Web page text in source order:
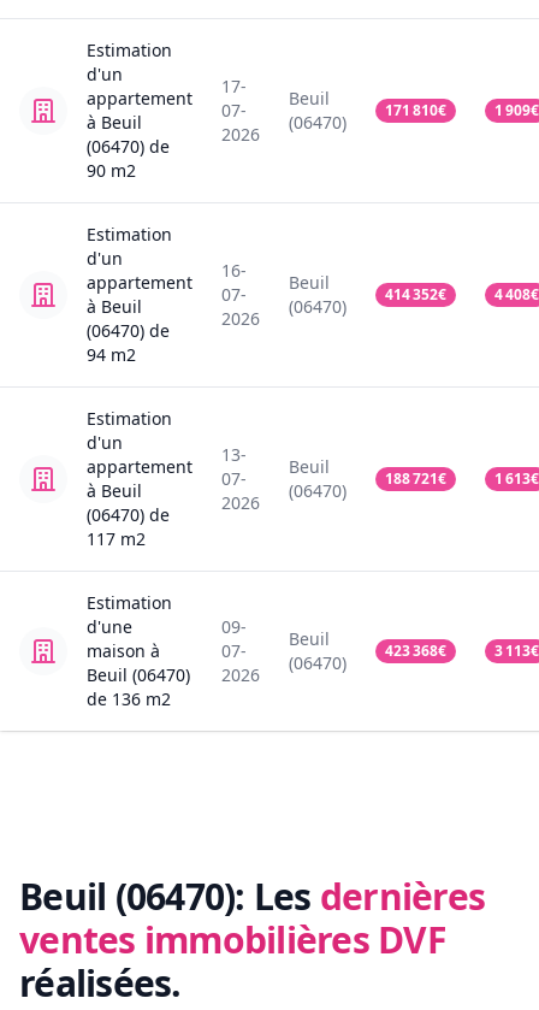
Estimation
d'un
appartement
à Beuil
(06470) de
90 m2
17-
07-
2026
Beuil
(06470)
171 810€ 1 909€
Estimation
d'un
appartement
à Beuil
(06470) de
94 m2
16-
07-
2026
Beuil
(06470)
414 352€ 4 408€
Estimation
d'un
appartement
à Beuil
(06470) de
117 m2
13-
07-
2026
Beuil
(06470)
188 721€ 1 613€
Estimation
d'une
maison à
Beuil (06470)
de 136 m2
09-
07-
2026
Beuil
(06470)
423 368€ 3 113€
Beuil (06470): Les dernières
ventes immobilières DVF
réalisées.